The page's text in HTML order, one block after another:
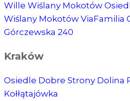
Wille Wiślany Mokotów
Wiślany Mokotów ViaFamilia
Górczewska 240
Kraków
Osiedle Dobre Strony Dolina
Kołłątajówka